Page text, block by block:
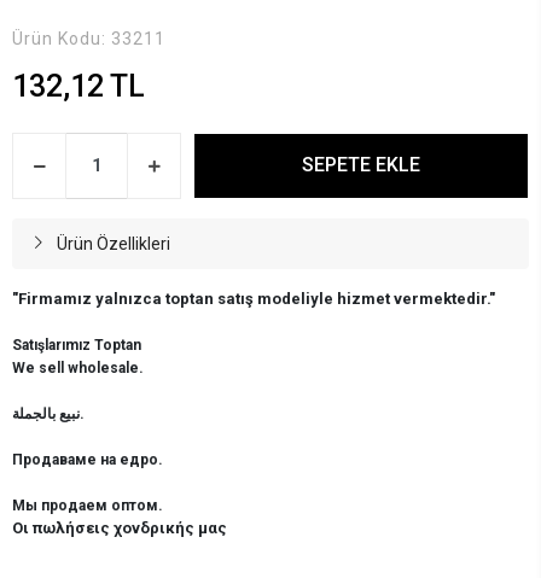
Ürün Kodu: 33211
132,12 TL
SEPETE EKLE
Ürün Özellikleri
"Firmamız yalnızca toptan satış modeliyle hizmet vermektedir."
Satışlarımız Toptan
We sell wholesale.
نبيع بالجملة.
Продаваме на едро.
Мы продаем оптом.
Οι πωλήσεις χονδρικής μας